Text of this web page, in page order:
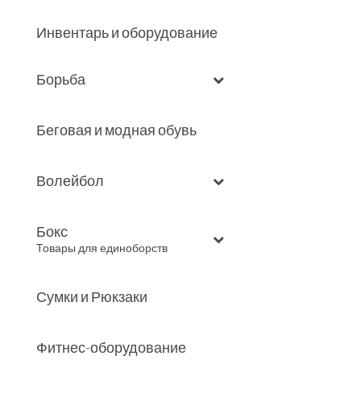
Инвентарь и оборудование
Борьба
Беговая и модная обувь
Волейбол
Бокс
–
Товары для единоборств
Сумки и Рюкзаки
Фитнес-оборудование